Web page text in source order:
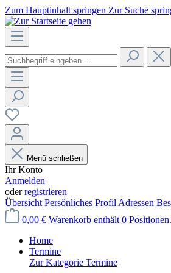
Zum Hauptinhalt springen Zur Suche
Menü schließen
Ihr Konto
Anmelden
oderregistrieren
Übersicht Persönliches Profil Adressen
0,00 € Warenkorb enthält 0
Home
Termine
Zur Kategorie Termine